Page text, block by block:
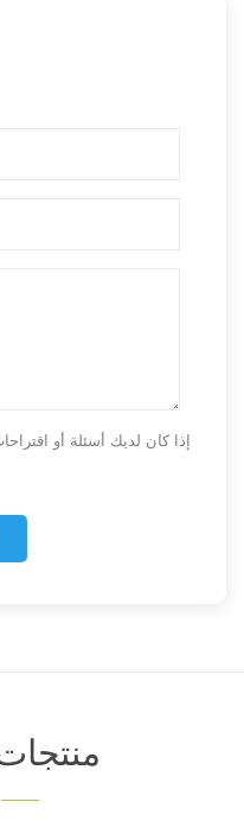
إذا كان لديك أسئلة أو